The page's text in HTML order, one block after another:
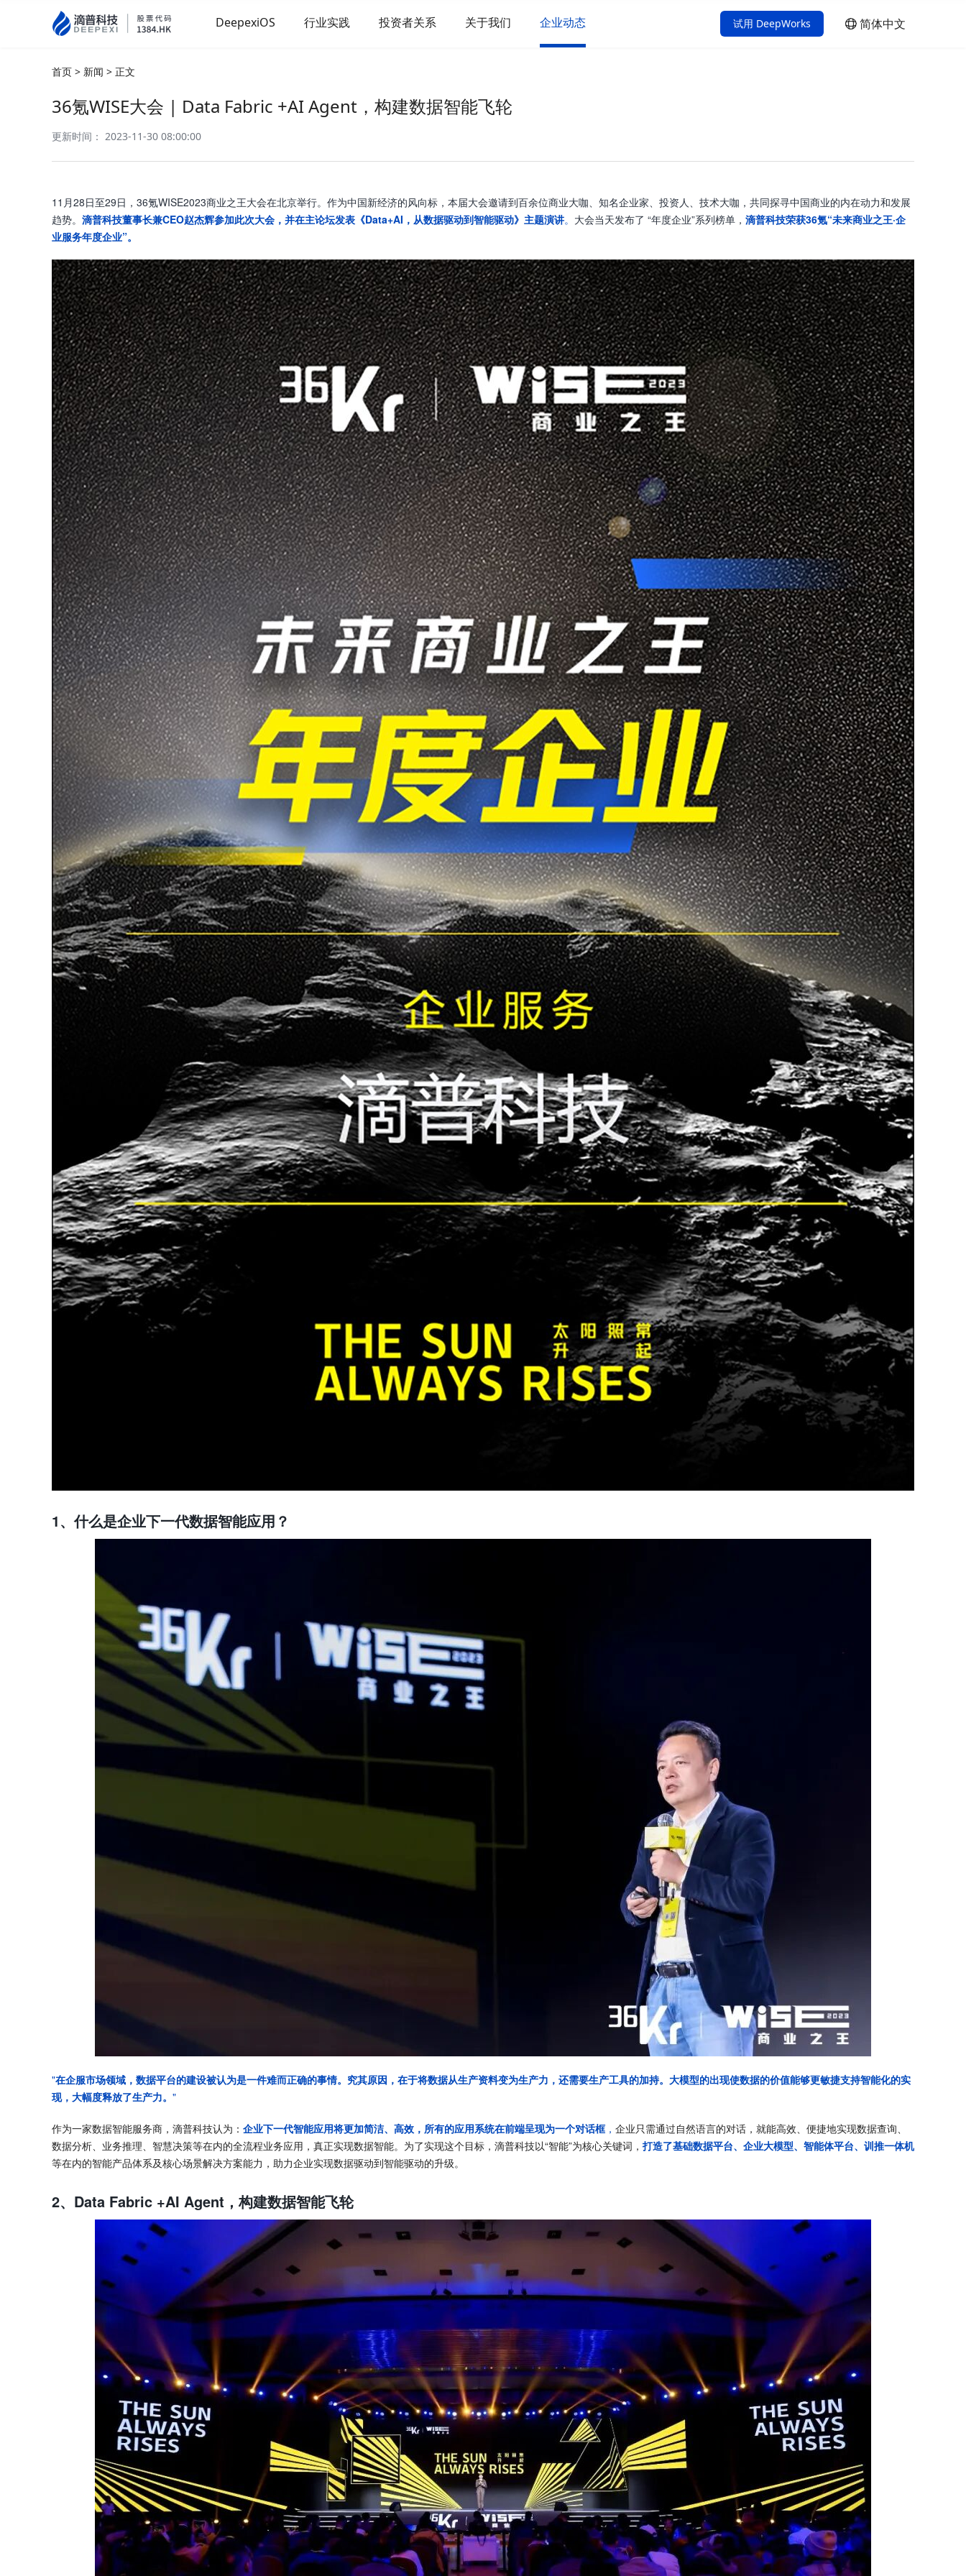
DeepexiOS 行业实践 投资者关系 关于我们 企业动态 试用 DeepWorks 简体中文
首页 > 新闻 > 正文
36氪WISE大会 | Data Fabric +AI Agent，构建数据智能飞轮
更新时间： 2023-11-30 08:00:00
11月28日至29日，36氪WISE2023商业之王大会在北京举行。作为中国新经济的风向标，本届大会邀请到百余位商业大咖、知名企业家、投资人、技术大咖，共同探寻中国商业的内在动力和发展
趋势。 滴普科技董事长兼CEO赵杰辉参加此次大会，并在主论坛发表《Data+AI，从数据驱动到智能驱动》主题演讲。 大会当天发布了 “年度企业”系列榜单， 滴普科技荣获36氪“未来商业之王·企
业服务年度企业”。
1、什么是企业下一代数据智能应用？
"在企服市场领域，数据平台的建设被认为是一件难而正确的事情。究其原因，在于将数据从生产资料变为生产力，还需要生产工具的加持。大模型的出现使数据的价值能够更敏捷支持智能化的实
现，大幅度释放了生产力。 "
作为一家数据智能服务商，滴普科技认为： 企业下一代智能应用将更加简洁、高效，所有的应用系统在前端呈现为一个对话框， 企业只需通过自然语言的对话，就能高效、便捷地实现数据查询、
数据分析、业务推理、智慧决策等在内的全流程业务应用，真正实现数据智能。为了实现这个目标，滴普科技以“智能”为核心关键词， 打造了基础数据平台、企业大模型、智能体平台、训推一体机
等在内的智能产品体系及核心场景解决方案能力，助力企业实现数据驱动到智能驱动的升级。
2、Data Fabric +AI Agent，构建数据智能飞轮